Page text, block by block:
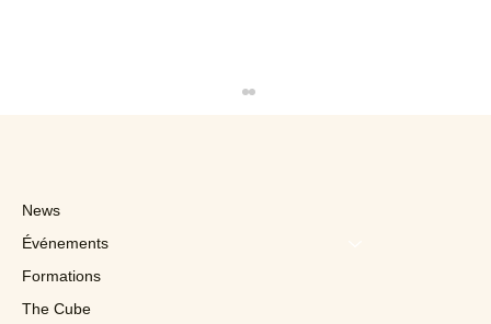
News
Événements
Formations
The Cube